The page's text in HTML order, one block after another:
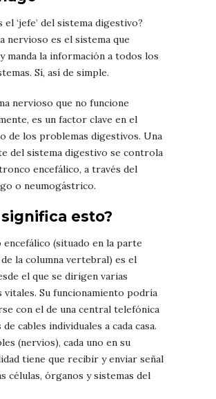
el ‘jefe’ del sistema digestivo?
nervioso es el sistema que
manda la información a todos los
Sí, así de simple.
nervioso que no funcione
es un factor clave en el
de los problemas digestivos. Una
del sistema digestivo se controla
encefálico, a través del
o neumogástrico.
significa esto?
(situado en la parte
la columna vertebral) es el
el que se dirigen varias
vitales. Su funcionamiento podría
con el de una central telefónica
cables individuales a cada casa.
(nervios), cada uno en su
tiene que recibir y enviar señal
células, órganos y sistemas del